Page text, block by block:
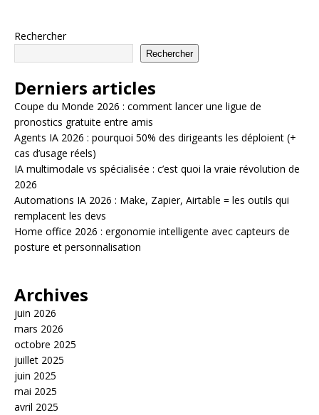
Rechercher
Rechercher
Derniers articles
Coupe du Monde 2026 : comment lancer une ligue de
pronostics gratuite entre amis
Agents IA 2026 : pourquoi 50% des dirigeants les déploient (+
cas d’usage réels)
IA multimodale vs spécialisée : c’est quoi la vraie révolution de
2026
Automations IA 2026 : Make, Zapier, Airtable = les outils qui
remplacent les devs
Home office 2026 : ergonomie intelligente avec capteurs de
posture et personnalisation
Archives
juin 2026
mars 2026
octobre 2025
juillet 2025
juin 2025
mai 2025
avril 2025